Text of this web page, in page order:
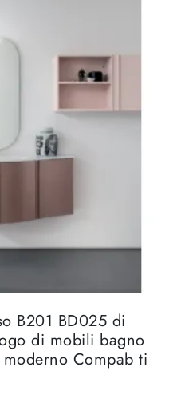
B201 BD025 di
di mobili bagno
Compab ti